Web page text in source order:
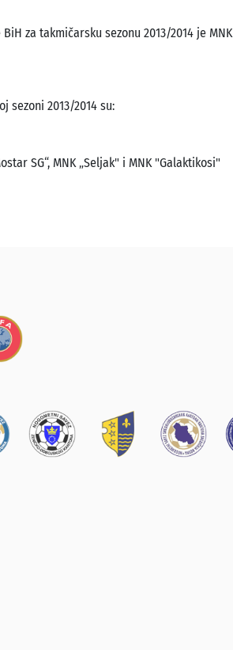
za takmičarsku sezonu 2013/2014 je MNK
sezoni 2013/2014 su:
SG“, MNK „Seljak" i MNK "Galaktikosi"